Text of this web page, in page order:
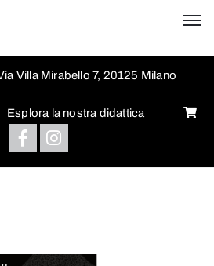
Villa Mirabello 7, 20125 Milano
Esplora la nostra didattica